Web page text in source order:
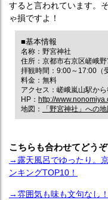
すると言われています。
ゃ損ですよ！
■基本情報
名称：野宮神社
住所：京都市右京区嵯峨
拝観時間：9:00～17:00（
料金：無料
アクセス：嵯峨嵐山駅か
HP： http://
地図：
「野宮神社」への地
こちらも合わせてどうぞ
→露天風呂でゆったり。
ンキングTOP10！
→雰囲気も味も文句なし